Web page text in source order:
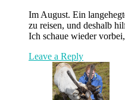
Im August. Ein
zu reisen, und deshalb
Ich schaue wieder
Leave a Reply